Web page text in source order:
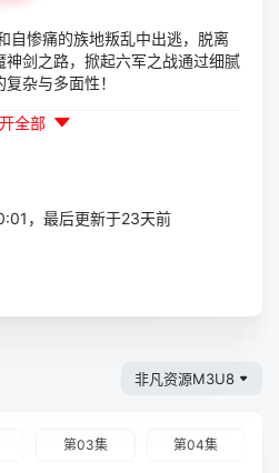
自惨痛的族地叛乱中出逃，脱离
剑之路，掀起六军之战通过细腻
杂与多面性！
全部
，最后更新于23天前
非凡资源M3U8
第03集 第04集